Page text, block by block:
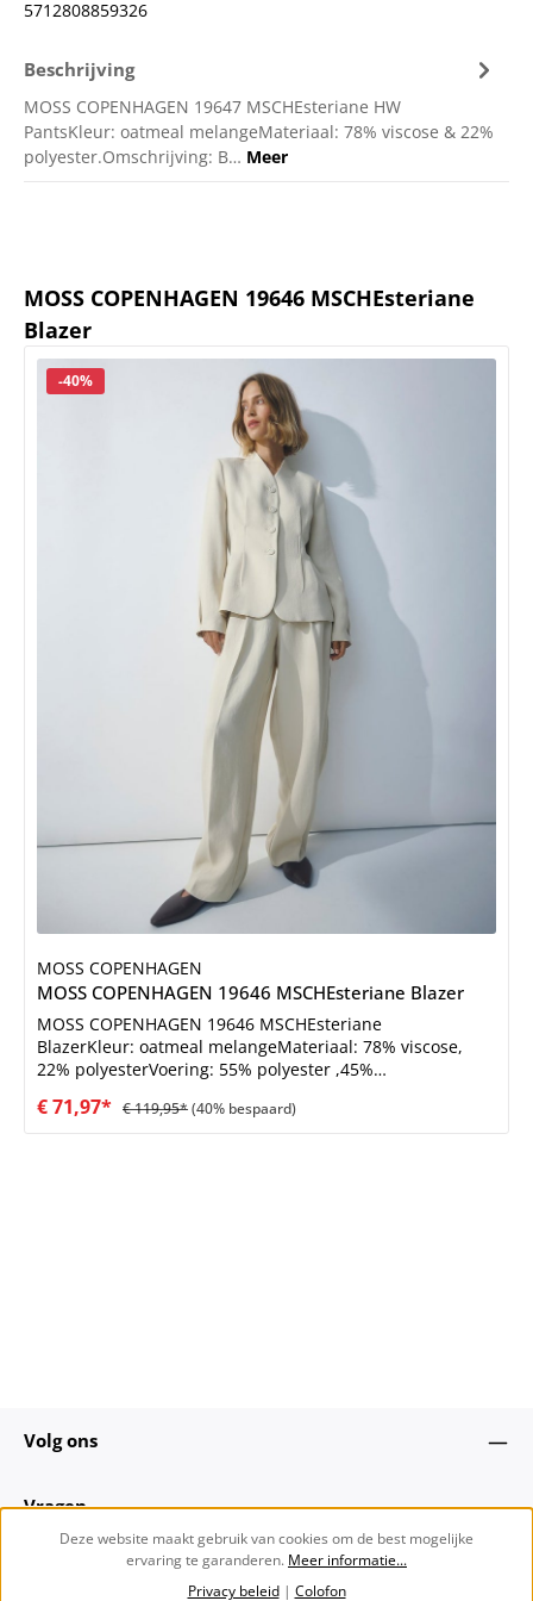
5712808859326
Beschrijving
MOSS COPENHAGEN 19647 MSCHEsteriane HW
PantsKleur: oatmeal melangeMateriaal: 78% viscose & 22%
polyester.Omschrijving: B… Meer
MOSS COPENHAGEN 19646 MSCHEsteriane
Blazer
Korting
-40%
MOSS COPENHAGEN
MOSS COPENHAGEN 19646 MSCHEsteriane Blazer
MOSS COPENHAGEN 19646 MSCHEsteriane
BlazerKleur: oatmeal melangeMateriaal: 78% viscose,
22% polyesterVoering: 55% polyester ,45%
een vrouwelijke en verfijnde uitstraling. Met een strakke
voorkant en knoopsluiting is het een gemakkelijke keuze
€ 71,97* € 119,95*(40% bespaard)
Volg ons
Vragen
Deze website maakt gebruik van cookies om de best mogelijke
ervaring te garanderen. Meer informatie...
Privacy beleid| Colofon